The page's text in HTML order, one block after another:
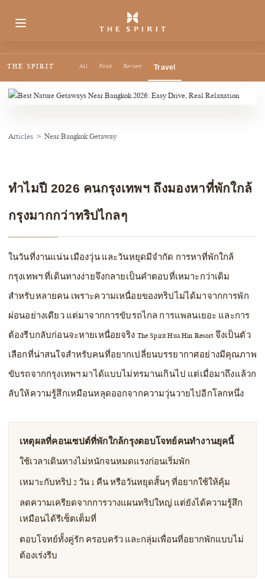
THE SPIRIT All Food Review Travel
2026: Easy Drive, Real Relaxation
Articles >Near Bangkok Getaway
ทำไมปี 2026 คนกรุงเทพฯ ถึงมองหาที่พักใกล้
กรุงมากกว่าทริปไกลๆ
ในวันที่งานแน่น เมืองวุ่น และวันหยุดมีจำกัด การหาที่พักใกล้
กรุงเทพฯ ที่เดินทางง่ายจึงกลายเป็นคำตอบที่เหมาะกว่าเดิม
สำหรับหลายคน เพราะความเหนื่อยของทริปไม่ได้มาจากการพัก
ผ่อนอย่างเดียว แต่มาจากการขับรถไกล การแพลนเยอะ และการ
ต้องรีบกลับก่อนจะหายเหนื่อยจริง The Spirit Hua Hin Resort จึงเป็นตัว
เลือกที่น่าสนใจสำหรับคนที่อยากเปลี่ยนบรรยากาศอย่างมีคุณภาพ
ขับรถจากกรุงเทพฯ มาได้แบบไม่ทรมานเกินไป แต่เมื่อมาถึงแล้วก
ลับให้ความรู้สึกเหมือนหลุดออกจากความวุ่นวายไปอีกโลกหนึ่ง
เหตุผลที่คอนเซปต์ที่พักใกล้กรุงตอบโจทย์คนทำงานยุคนี้
ใช้เวลาเดินทางไม่หนักจนหมดแรงก่อนเริ่มพัก
เหมาะกับทริป 2 วัน 1 คืน หรือวันหยุดสั้นๆ ที่อยากใช้ให้คุ้ม
ลดความเครียดจากการวางแผนทริปใหญ่ แต่ยังได้ความรู้สึก
เหมือนได้รีเซ็ตเต็มที่
ตอบโจทย์ทั้งคู่รัก ครอบครัว และกลุ่มเพื่อนที่อยากพักแบบไม่
ต้องเร่งรีบ